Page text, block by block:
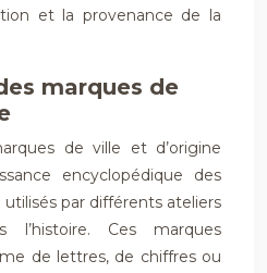
et la provenance de la
marques de
de ville et d’origine
encyclopédique des
par différents ateliers
l’histoire. Ces marques
de lettres, de chiffres ou